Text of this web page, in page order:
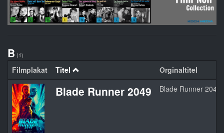
B (1)
Filmplakat Titel Orginaltitel
Blade Runner 2049 Blade Runner 2049